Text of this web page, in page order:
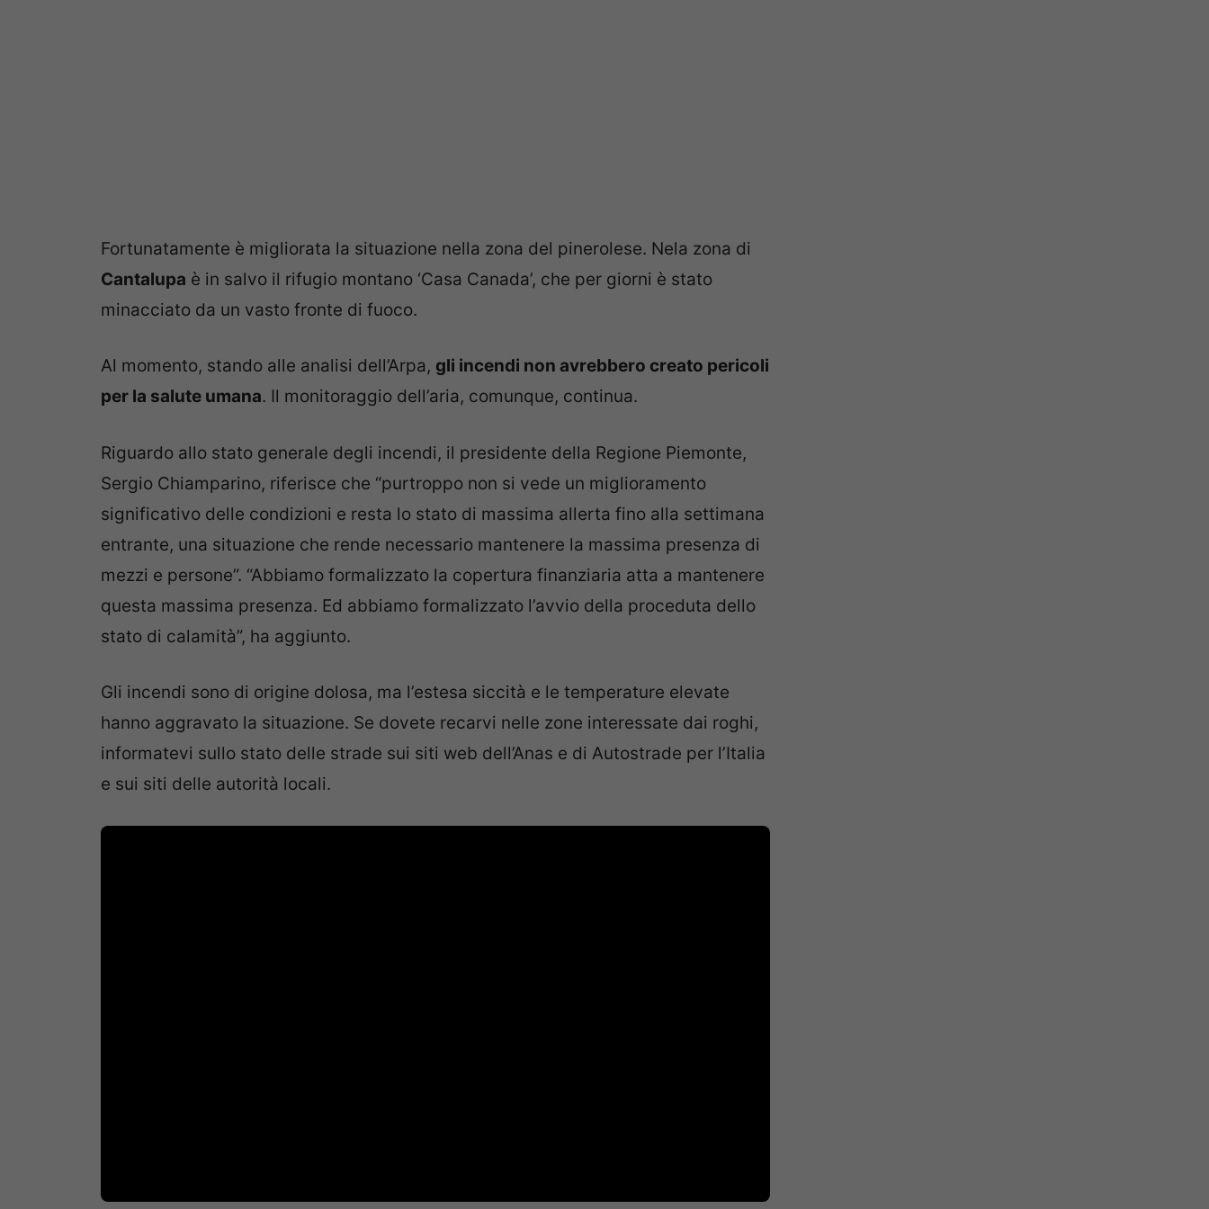
Fortunatamente è migliorata la situazione nella zona del pinerolese. Nela zona di
Cantalupa è in salvo il rifugio montano ‘Casa Canada’, che per giorni è stato
minacciato da un vasto fronte di fuoco.
Al momento, stando alle analisi dell’Arpa, gli incendi non avrebbero creato pericoli
per la salute umana. Il monitoraggio dell’aria, comunque, continua.
Riguardo allo stato generale degli incendi, il presidente della Regione Piemonte,
Sergio Chiamparino, riferisce che “purtroppo non si vede un miglioramento
significativo delle condizioni e resta lo stato di massima allerta fino alla settimana
entrante, una situazione che rende necessario mantenere la massima presenza di
mezzi e persone”. “Abbiamo formalizzato la copertura finanziaria atta a mantenere
questa massima presenza. Ed abbiamo formalizzato l’avvio della proceduta dello
stato di calamità”, ha aggiunto.
Gli incendi sono di origine dolosa, ma l’estesa siccità e le temperature elevate
hanno aggravato la situazione. Se dovete recarvi nelle zone interessate dai roghi,
informatevi sullo stato delle strade sui siti web dell’Anas e di Autostrade per l’Italia
e sui siti delle autorità locali.